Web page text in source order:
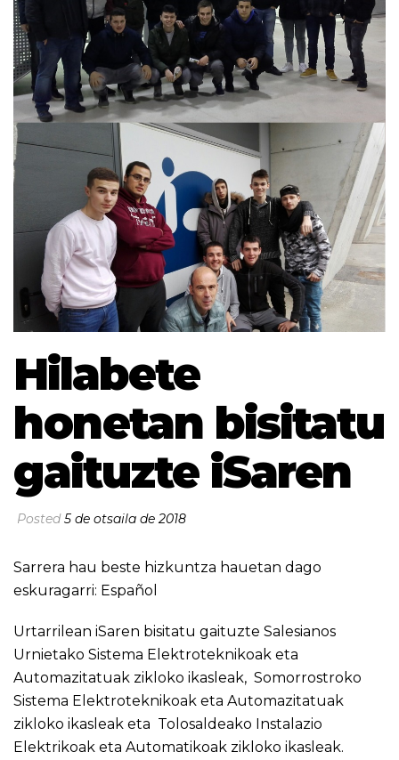
Hilabete
honetan bisitatu
gaituzte iSaren
Posted5 de otsaila de 2018
Sarrera hau beste hizkuntza hauetan dago
eskuragarri: Español
Urtarrilean iSaren bisitatu gaituzte Salesianos
Urnietako Sistema Elektroteknikoak eta
Automazitatuak zikloko ikasleak, Somorrostroko
Sistema Elektroteknikoak eta Automazitatuak
zikloko ikasleak eta Tolosaldeako Instalazio
Elektrikoak eta Automatikoak zikloko ikasleak.